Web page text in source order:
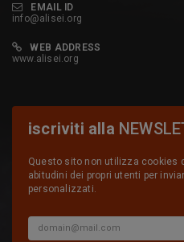
EMAIL ID
info@alisei.org
WEB ADDRESS
www.alisei.org
iscriviti alla
Questo sito non utilizza cookies
abitudini dei propri utenti per
personalizzati.